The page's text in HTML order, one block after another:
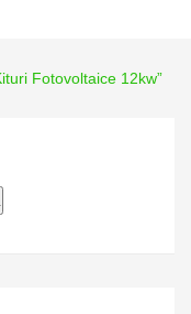
Fotovoltaice 12kw”